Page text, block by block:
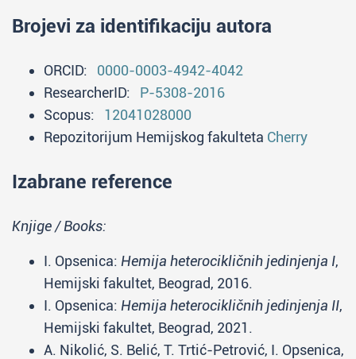
Brojevi za identifikaciju autora
ORCID: 0000-0003-4942-4042
ResearcherID: P-5308-2016
Scopus: 12041028000
Repozitorijum Hemijskog fakulteta Cherry
Izabrane reference
Knjige / Books:
I. Opsenica: Hemija heterocikličnih jedinjenja I,
Hemijski fakultet, Beograd, 2016.
I. Opsenica: Hemija heterocikličnih jedinjenja II,
Hemijski fakultet, Beograd, 2021.
A. Nikolić, S. Belić, T. Trtić-Petrović, I. Opsenica,